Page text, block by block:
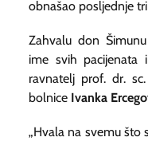
obnašao posljednje
Zahvalu don
ime svih pacijenata
ravnatelj prof. dr. sc.
bolnice Ivanka
„Hvala na svemu što